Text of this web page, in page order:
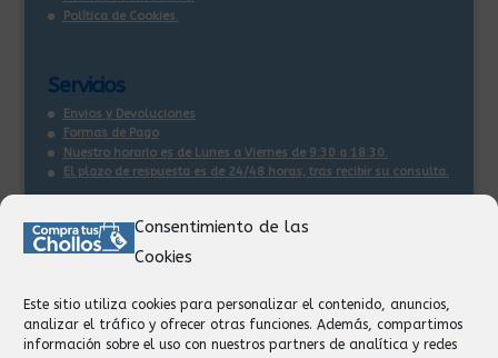
Consentimiento de las
Cookies
Este sitio utiliza cookies para personalizar el contenido, anuncios,
analizar el tráfico y ofrecer otras funciones. Además, compartimos
información sobre el uso con nuestros partners de analítica y redes
Política de Cookies.
Servicios
Envios y Devoluciones
Formas de Pago
Nuestro horario es de Lunes a Viernes de 9:30 a 18:30.
El plazo de respuesta es de 24/48 horas, tras recibir su consulta.
Contacto:
Facturación
Devoluciones
Privacidad